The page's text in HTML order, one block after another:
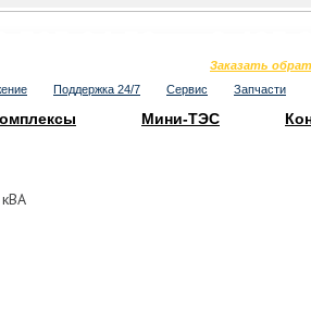
Заказать
Поддержка 24/7 Сервис Запчасти
Мини-ТЭС